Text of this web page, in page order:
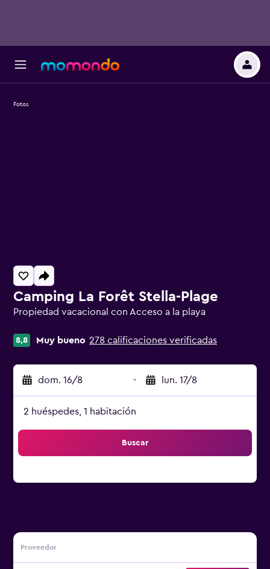
Camping La Forêt Stella-Plage
Propiedad vacacional con Acceso a la playa
8,8 Muy bueno 278 calificaciones verificadas
dom. 16/8 - lun. 17/8
2 huéspedes, 1 habitación
Buscar
Proveedor
Fotos